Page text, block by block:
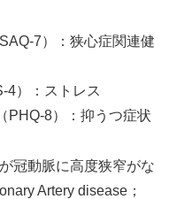
7）：狭心症関連健
4）：ストレス
PHQ-8）：抑うつ症状
冠動脈に高度狭窄がな
Artery disease；